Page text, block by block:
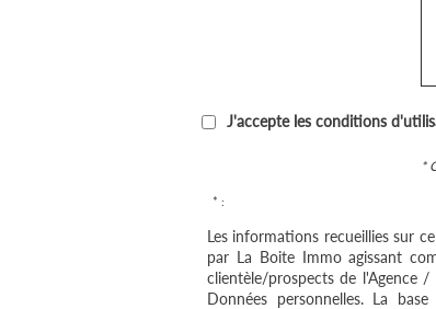
J'accepte les conditions
*
* :
Les informations recueillies sur
par La Boite Immo agissant
clientèle/prospects de l'Agence
Données personnelles. La